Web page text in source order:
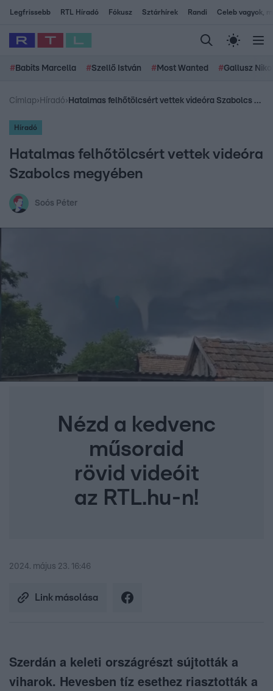
Legfrissebb RTL Híradó Fókusz Sztárhírek Randi Celeb vagyok,
# Babits Marcella #Szellő István # Most Wanted #Gallusz
Címlap› Híradó› Hatalmas felhőtölcsért vettek videóra Szabolcs megyében
Híradó
Hatalmas felhőtölcsért vettek videóra
Szabolcs megyében
Soós Péter
Nézd a kedvenc
műsoraid
rövid videóit
az RTL.hu-n!
2024. május 23. 16:46
Link másolása
Szerdán a keleti országrészt sújtották a
viharok. Hevesben tíz esethez riasztották a